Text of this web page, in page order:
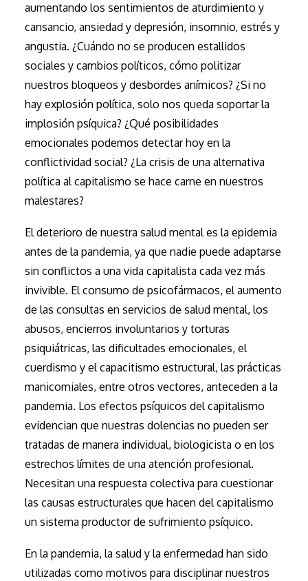
aumentando los sentimientos de aturdimiento y
cansancio, ansiedad y depresión, insomnio, estrés y
angustia. ¿Cuándo no se producen estallidos
sociales y cambios políticos, cómo politizar
nuestros bloqueos y desbordes anímicos? ¿Si no
hay explosión política, solo nos queda soportar la
implosión psíquica? ¿Qué posibilidades
emocionales podemos detectar hoy en la
conflictividad social? ¿La crisis de una alternativa
política al capitalismo se hace carne en nuestros
malestares?
El deterioro de nuestra salud mental es la epidemia
antes de la pandemia, ya que nadie puede adaptarse
sin conflictos a una vida capitalista cada vez más
invivible. El consumo de psicofármacos, el aumento
de las consultas en servicios de salud mental, los
abusos, encierros involuntarios y torturas
psiquiátricas, las dificultades emocionales, el
cuerdismo y el capacitismo estructural, las prácticas
manicomiales, entre otros vectores, anteceden a la
pandemia. Los efectos psíquicos del capitalismo
evidencian que nuestras dolencias no pueden ser
tratadas de manera individual, biologicista o en los
estrechos límites de una atención profesional.
Necesitan una respuesta colectiva para cuestionar
las causas estructurales que hacen del capitalismo
un sistema productor de sufrimiento psíquico.
En la pandemia, la salud y la enfermedad han sido
utilizadas como motivos para disciplinar nuestros